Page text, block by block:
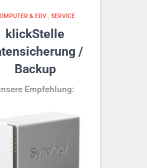
& EDV, SERVICE
klickStelle
/
Backup
Empfehlung: